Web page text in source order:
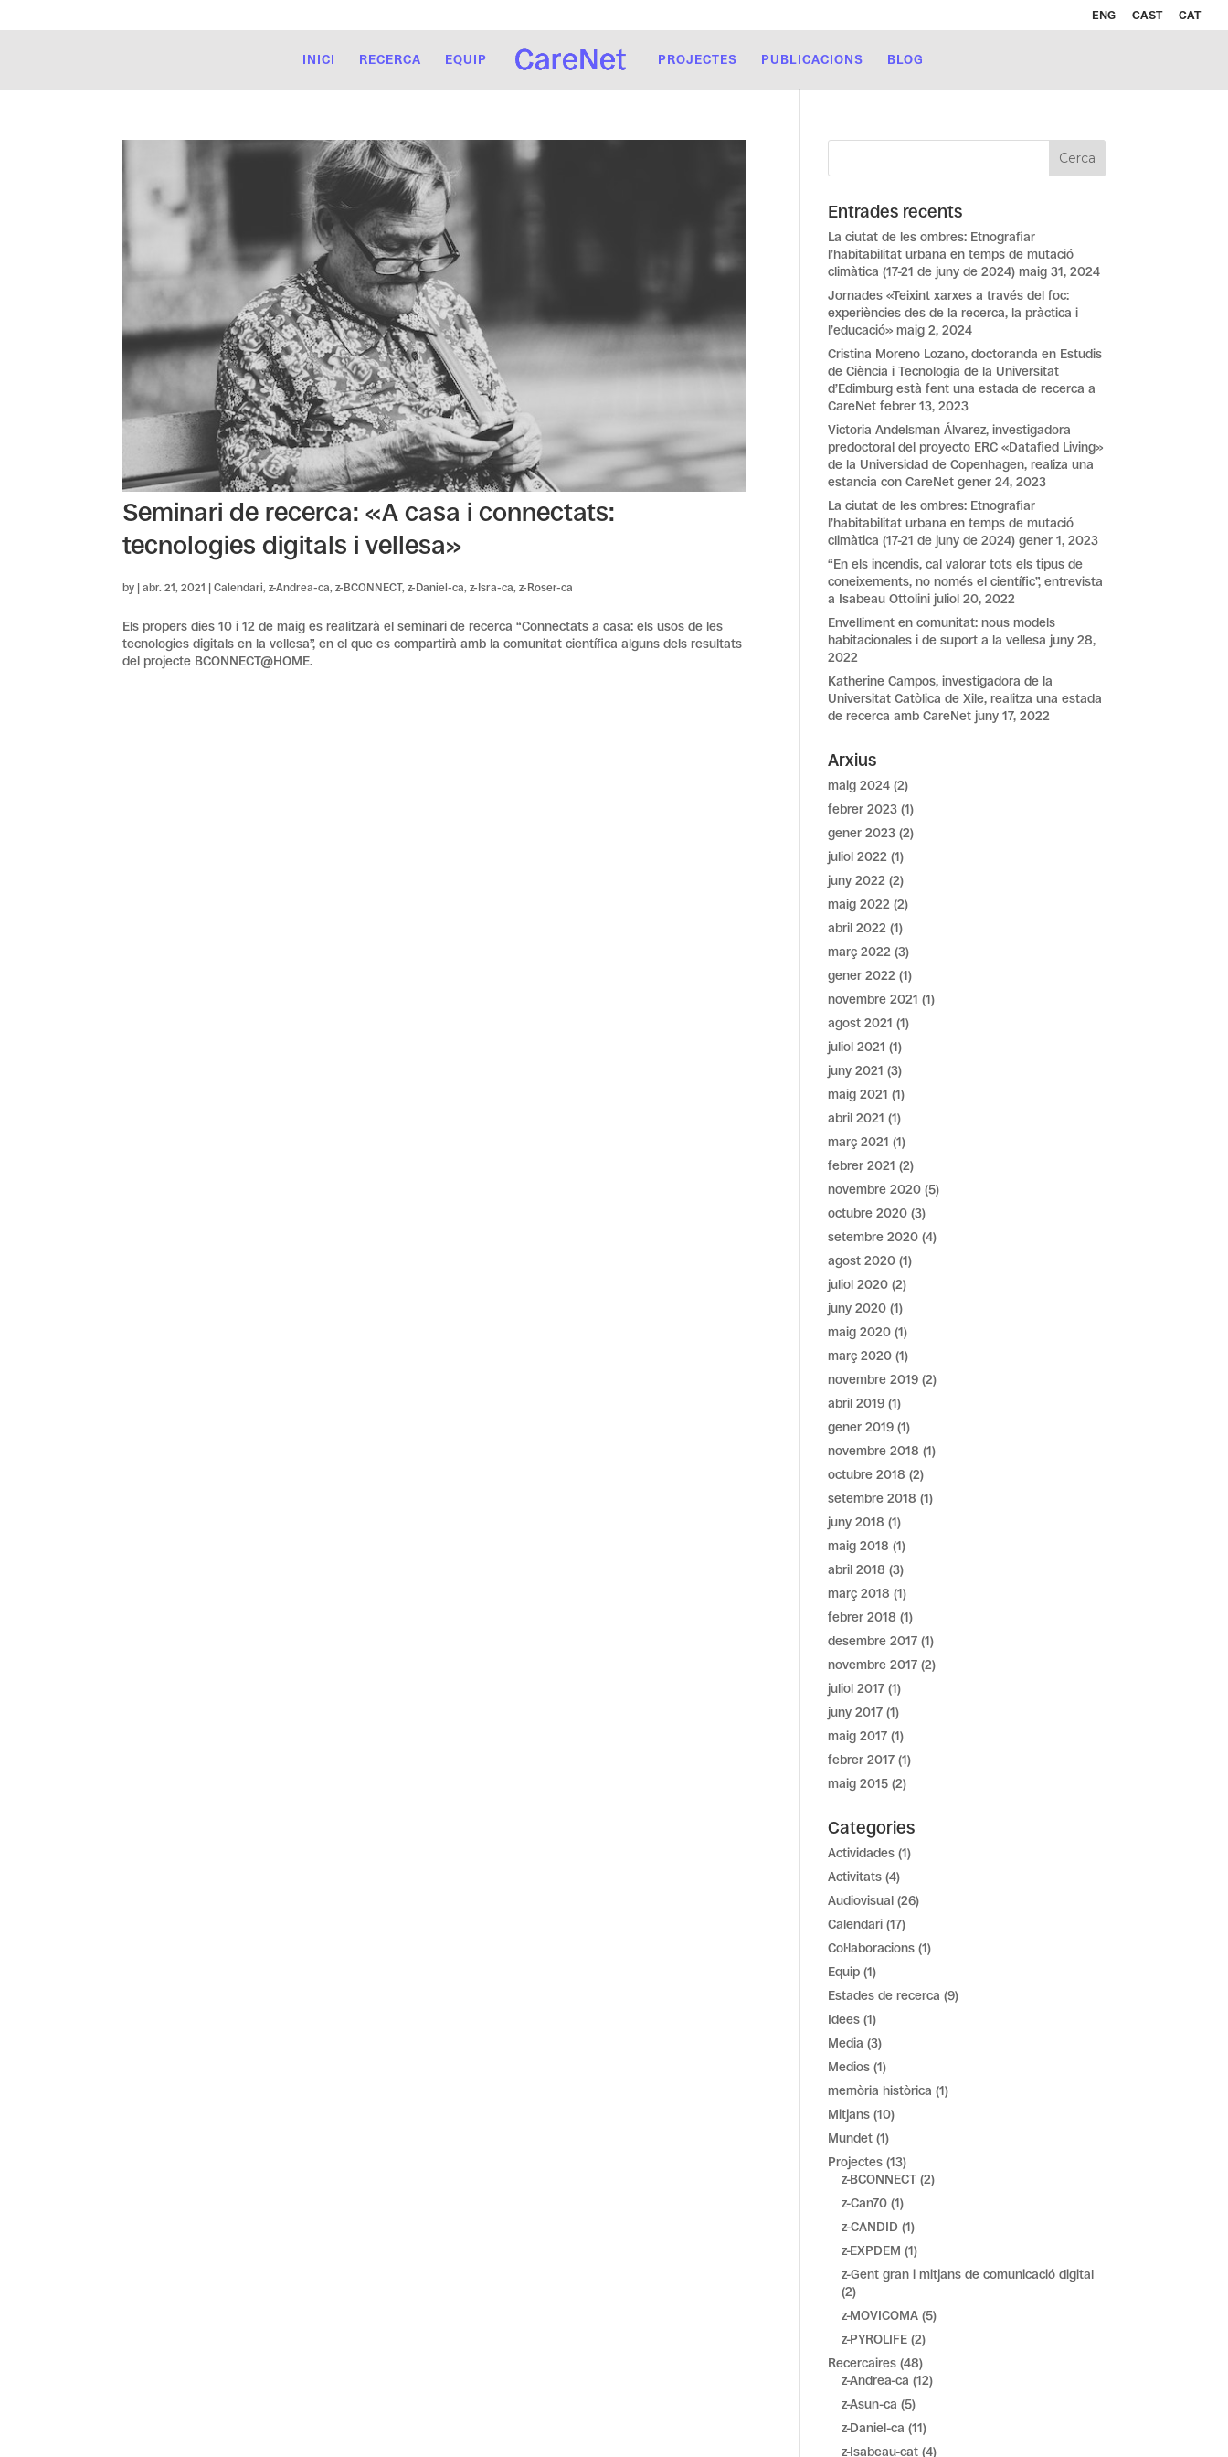
ENG CAST CAT
INICI RECERCA EQUIP PROJECTES PUBLICACIONS BLOG
Seminari de recerca: «A casa i connectats:
tecnologies digitals i vellesa»
by |abr. 21, 2021 |Calendari,z-Andrea-ca,z-BCONNECT,z-Daniel-ca,z-Isra-ca,z-Roser-ca
Els propers dies 10 i 12 de maig es realitzarà el seminari de recerca “Connectats a casa: els usos de les
tecnologies digitals en la vellesa”, en el que es compartirà amb la comunitat científica alguns dels resultats
del projecte BCONNECT@HOME.
Entrades recents
La ciutat de les ombres: Etnografiar
l’habitabilitat urbana en temps de mutació
climàtica (17-21 de juny de 2024) maig 31, 2024
Jornades «Teixint xarxes a través del foc:
experiències des de la recerca, la pràctica i
l’educació» maig 2, 2024
Cristina Moreno Lozano, doctoranda en Estudis
de Ciència i Tecnologia de la Universitat
d’Edimburg està fent una estada de recerca a
CareNet febrer 13, 2023
Victoria Andelsman Álvarez, investigadora
predoctoral del proyecto ERC «Datafied Living»
de la Universidad de Copenhagen, realiza una
estancia con CareNet gener 24, 2023
La ciutat de les ombres: Etnografiar
l’habitabilitat urbana en temps de mutació
climàtica (17-21 de juny de 2024) gener 1, 2023
“En els incendis, cal valorar tots els tipus de
coneixements, no només el científic”, entrevista
a Isabeau Ottolini juliol 20, 2022
Envelliment en comunitat: nous models
habitacionales i de suport a la vellesa juny 28,
2022
Katherine Campos, investigadora de la
Universitat Catòlica de Xile, realitza una estada
de recerca amb CareNet juny 17, 2022
Arxius
maig 2024 (2)
febrer 2023 (1)
gener 2023 (2)
juliol 2022 (1)
juny 2022 (2)
maig 2022 (2)
abril 2022 (1)
març 2022 (3)
gener 2022 (1)
novembre 2021 (1)
agost 2021 (1)
juliol 2021 (1)
juny 2021 (3)
maig 2021 (1)
abril 2021 (1)
març 2021 (1)
febrer 2021 (2)
novembre 2020 (5)
octubre 2020 (3)
setembre 2020 (4)
agost 2020 (1)
juliol 2020 (2)
juny 2020 (1)
maig 2020 (1)
març 2020 (1)
novembre 2019 (2)
abril 2019 (1)
gener 2019 (1)
novembre 2018 (1)
octubre 2018 (2)
setembre 2018 (1)
juny 2018 (1)
maig 2018 (1)
abril 2018 (3)
març 2018 (1)
febrer 2018 (1)
desembre 2017 (1)
novembre 2017 (2)
juliol 2017 (1)
juny 2017 (1)
maig 2017 (1)
febrer 2017 (1)
maig 2015 (2)
Categories
Actividades (1)
Activitats (4)
Audiovisual (26)
Calendari (17)
Col·laboracions (1)
Equip (1)
Estades de recerca (9)
Idees (1)
Media (3)
Medios (1)
memòria històrica (1)
Mitjans (10)
Mundet (1)
Projectes (13)
z-BCONNECT (2)
z-Can70 (1)
z-CANDID (1)
z-EXPDEM (1)
z-Gent gran i mitjans de comunicació digital
(2)
z-MOVICOMA (5)
z-PYROLIFE (2)
Recercaires (48)
z-Andrea-ca (12)
z-Asun-ca (5)
z-Daniel-ca (11)
z-Isabeau-cat (4)